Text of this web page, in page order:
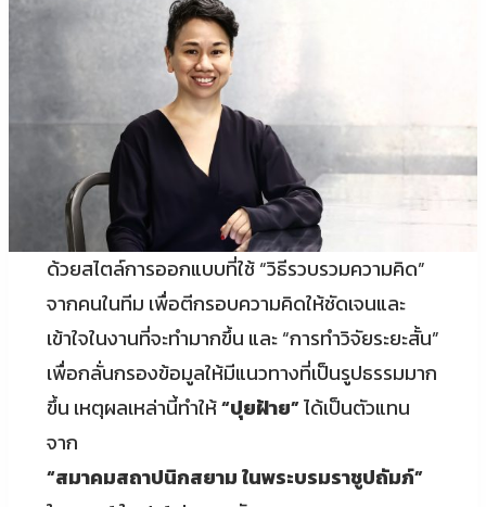
ด้วยสไตล์การออกแบบที่ใช้ “วิธีรวบรวมความคิด”
จากคนในทีม เพื่อตีกรอบความคิดให้ชัดเจนและ
เข้าใจในงานที่จะทำมากขึ้น และ “การทำวิจัยระยะสั้น”
เพื่อกลั่นกรองข้อมูลให้มีแนวทางที่เป็นรูปธรรมมาก
ขึ้น เหตุผลเหล่านี้ทำให้“ปุยฝ้าย”ได้เป็นตัวแทน
จาก
“สมาคมสถาปนิกสยาม ในพระบรมราชูปถัมภ์”